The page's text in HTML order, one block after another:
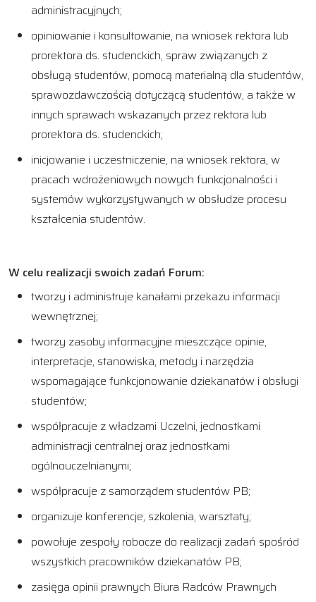
administracyjnych;
opiniowanie i konsultowanie, na wniosek rektora lub
prorektora ds. studenckich, spraw związanych z
obsługą studentów, pomocą materialną dla studentów,
sprawozdawczością dotyczącą studentów, a także w
innych sprawach wskazanych przez rektora lub
prorektora ds. studenckich;
inicjowanie i uczestniczenie, na wniosek rektora, w
pracach wdrożeniowych nowych funkcjonalności i
systemów wykorzystywanych w obsłudze procesu
kształcenia studentów.
W celu realizacji swoich zadań Forum:
tworzy i administruje kanałami przekazu informacji
wewnętrznej;
tworzy zasoby informacyjne mieszczące opinie,
interpretacje, stanowiska, metody i narzędzia
wspomagające funkcjonowanie dziekanatów i obsługi
studentów;
współpracuje z władzami Uczelni, jednostkami
administracji centralnej oraz jednostkami
ogólnouczelnianymi;
współpracuje z samorządem studentów PB;
organizuje konferencje, szkolenia, warsztaty;
powołuje zespoły robocze do realizacji zadań spośród
wszystkich pracowników dziekanatów PB;
zasięga opinii prawnych Biura Radców Prawnych